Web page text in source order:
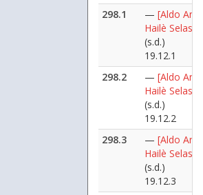
298.1
— [Aldo
Hailè
(s.d.)
19.12.1
298.2
— [Aldo
Hailè
(s.d.)
19.12.2
298.3
— [Aldo
Hailè
(s.d.)
19.12.3